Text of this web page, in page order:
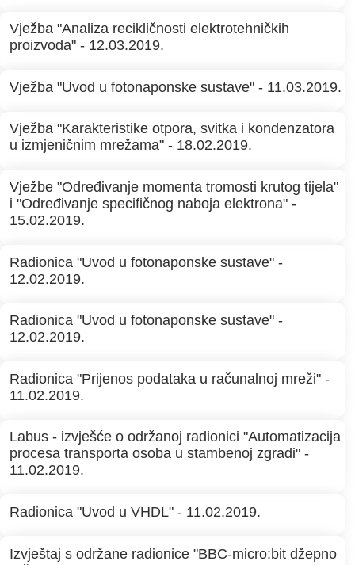
Vježba "Analiza recikličnosti elektrotehničkih
proizvoda" - 12.03.2019.
Vježba "Uvod u fotonaponske sustave" - 11.03.2019.
Vježba "Karakteristike otpora, svitka i kondenzatora
u izmjeničnim mrežama" - 18.02.2019.
Vježbe "Određivanje momenta tromosti krutog tijela"
i "Određivanje specifičnog naboja elektrona" -
15.02.2019.
Radionica "Uvod u fotonaponske sustave" -
12.02.2019.
Radionica "Uvod u fotonaponske sustave" -
12.02.2019.
Radionica "Prijenos podataka u računalnoj mreži" -
11.02.2019.
Labus - izvješće o održanoj radionici "Automatizacija
procesa transporta osoba u stambenoj zgradi" -
11.02.2019.
Radionica "Uvod u VHDL" - 11.02.2019.
Izvještaj s održane radionice "BBC-micro:bit džepno